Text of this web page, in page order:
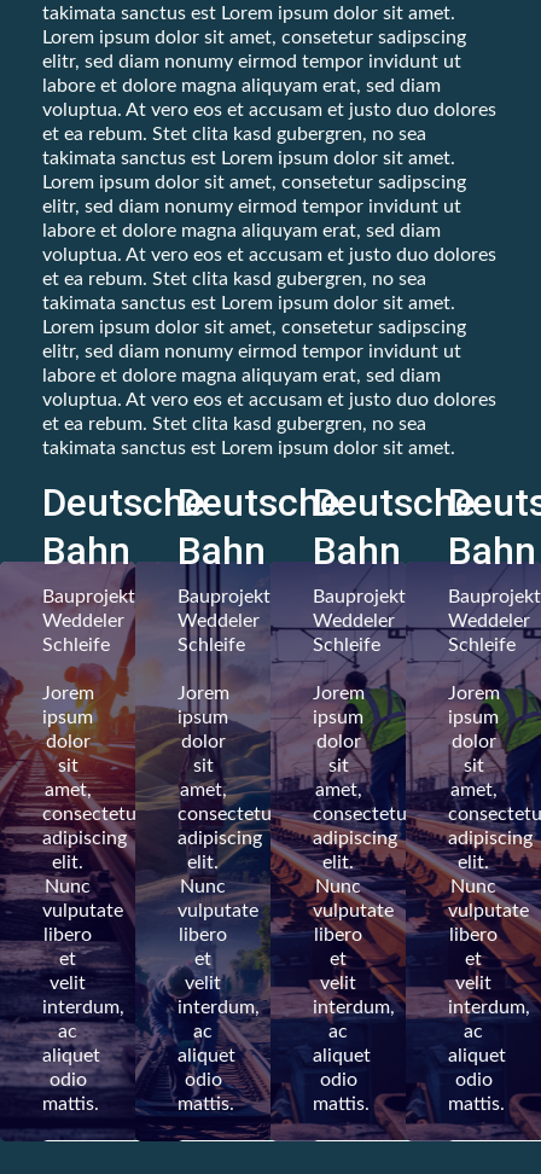
takimata sanctus est Lorem ipsum dolor sit amet.
Lorem ipsum dolor sit amet, consetetur sadipscing
elitr, sed diam nonumy eirmod tempor invidunt ut
labore et dolore magna aliquyam erat, sed diam
voluptua. At vero eos et accusam et justo duo dolores
et ea rebum. Stet clita kasd gubergren, no sea
takimata sanctus est Lorem ipsum dolor sit amet.
Lorem ipsum dolor sit amet, consetetur sadipscing
elitr, sed diam nonumy eirmod tempor invidunt ut
labore et dolore magna aliquyam erat, sed diam
voluptua. At vero eos et accusam et justo duo dolores
et ea rebum. Stet clita kasd gubergren, no sea
takimata sanctus est Lorem ipsum dolor sit amet.
Lorem ipsum dolor sit amet, consetetur sadipscing
elitr, sed diam nonumy eirmod tempor invidunt ut
labore et dolore magna aliquyam erat, sed diam
voluptua. At vero eos et accusam et justo duo dolores
et ea rebum. Stet clita kasd gubergren, no sea
takimata sanctus est Lorem ipsum dolor sit amet.
Deutsche
Bahn
Bauprojekt
Weddeler
Schleife
Jorem
ipsum
dolor
sit
amet,
consectetur
adipiscing
elit.
Nunc
vulputate
libero
et
velit
interdum,
ac
aliquet
odio
mattis.
Weiteres
Bauprojekt
Weddeler
Schleife
Jorem
ipsum
dolor
sit
amet,
consectetur
adipiscing
elit.
Nunc
vulputate
libero
et
velit
interdum,
ac
aliquet
odio
mattis.
Deutsche
Bahn
Bauprojekt
Weddeler
Schleife
Jorem
ipsum
dolor
sit
amet,
consectetur
adipiscing
elit.
Nunc
vulputate
libero
et
velit
interdum,
ac
aliquet
odio
mattis.
Weiteres
Bauprojekt
Weddeler
Schleife
Jorem
ipsum
dolor
sit
amet,
consectetur
adipiscing
elit.
Nunc
vulputate
libero
et
velit
interdum,
ac
aliquet
odio
mattis.
Deutsche
Bahn
Bauprojekt
Weddeler
Schleife
Jorem
ipsum
dolor
sit
amet,
consectetur
adipiscing
elit.
Nunc
vulputate
libero
et
velit
interdum,
ac
aliquet
odio
mattis.
Weiteres
Bauprojekt
Weddeler
Schleife
Jorem
ipsum
dolor
sit
amet,
consectetur
adipiscing
elit.
Nunc
vulputate
libero
et
velit
interdum,
ac
aliquet
odio
mattis.
Bahn
Bauprojekt
Weddeler
Schleife
Jorem
ipsum
dolor
sit
amet,
adipiscing
elit.
Nunc
vulputate
libero
et
velit
interdum,
ac
aliquet
odio
mattis.
Bauprojekt
Weddeler
Schleife
Jorem
ipsum
dolor
sit
amet,
adipiscing
elit.
Nunc
vulputate
libero
et
velit
interdum,
ac
aliquet
odio
mattis.